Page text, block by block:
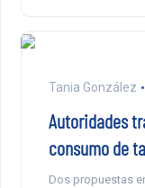
Tania González
Autoridades
consumo de
Dos propuestas